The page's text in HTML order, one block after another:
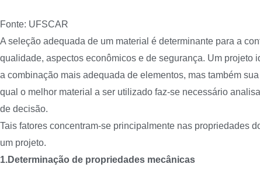
Fonte: UFSCAR
A seleção adequada de um material é determinante para a
qualidade, aspectos econômicos e de segurança. Um projeto
a combinação mais adequada de elementos, mas também
qual o melhor material a ser utilizado faz-se necessário
de decisão.
Tais fatores concentram-se principalmente nas propriedades
um projeto.
1.Determinação de propriedades mecânicas